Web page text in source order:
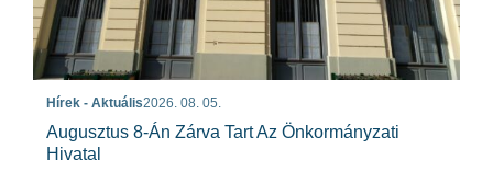
Hírek - Aktuális2026. 08. 05.
Augusztus 8-Án Zárva Tart Az Önkormányzati
Hivatal